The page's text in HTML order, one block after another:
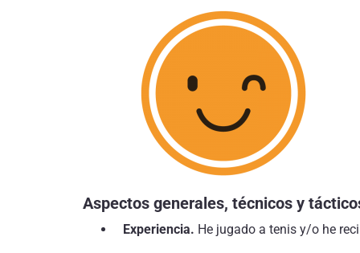
Aspectos generales, técnicos y
Experiencia. He jugado a tenis y/o he